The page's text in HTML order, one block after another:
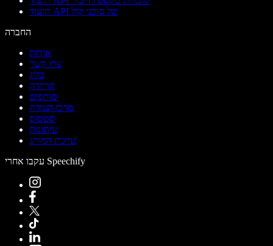
תיעוד API של סוכני קול
החברה
אודות
צרו קשר
בלוג
קריירה
שותפים
מרכז העזרה
סטטוס
עיתונות
ערכת המותג
עקבו אחרי Speechify